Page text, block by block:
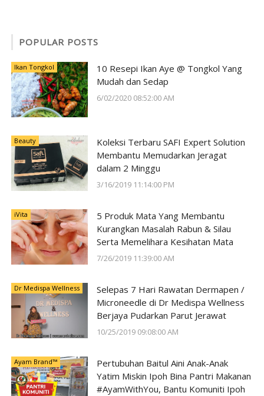
POPULAR POSTS
Ikan Tongkol
10 Resepi Ikan Aye @ Tongkol Yang
Mudah dan Sedap
6/02/2020 08:52:00 AM
Beauty
Koleksi Terbaru SAFI Expert Solution
Membantu Memudarkan Jeragat
dalam 2 Minggu
3/16/2019 11:14:00 PM
iVita
5 Produk Mata Yang Membantu
Kurangkan Masalah Rabun & Silau
Serta Memelihara Kesihatan Mata
7/26/2019 11:39:00 AM
Dr Medispa Wellness
Selepas 7 Hari Rawatan Dermapen /
Microneedle di Dr Medispa Wellness
Berjaya Pudarkan Parut Jerawat
10/25/2019 09:08:00 AM
Ayam Brand™
Pertubuhan Baitul Aini Anak-Anak
Yatim Miskin Ipoh Bina Pantri Makanan
#AyamWithYou, Bantu Komuniti Ipoh